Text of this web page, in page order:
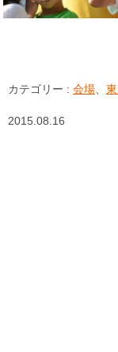
カテゴリー : 会場
2015.08.16